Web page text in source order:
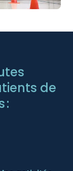
de
: